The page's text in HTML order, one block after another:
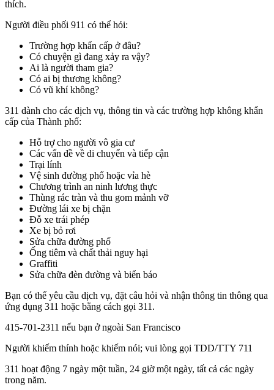
thích.
Người điều phối 911 có thể hỏi:
Trường hợp khẩn cấp ở đâu?
Có chuyện gì đang xảy ra vậy?
Ai là người tham gia?
Có ai bị thương không?
Có vũ khí không?
311 dành cho các dịch vụ, thông tin và các trường hợp không khẩn
cấp của Thành phố:
Hỗ trợ cho người vô gia cư
Các vấn đề về di chuyển và tiếp cận
Trại lính
Vệ sinh đường phố hoặc vỉa hè
Chương trình an ninh lương thực
Thùng rác tràn và thu gom mảnh vỡ
Đường lái xe bị chặn
Đỗ xe trái phép
Xe bị bỏ rơi
Sửa chữa đường phố
Ống tiêm và chất thải nguy hại
Graffiti
Sửa chữa đèn đường và biển báo
Bạn có thể yêu cầu dịch vụ, đặt câu hỏi và nhận thông tin thông qua
ứng dụng 311 hoặc bằng cách gọi 311.
415-701-2311 nếu bạn ở ngoài San Francisco
Người khiếm thính hoặc khiếm nói; vui lòng gọi TDD/TTY 711
311 hoạt động 7 ngày một tuần, 24 giờ một ngày, tất cả các ngày
trong năm.